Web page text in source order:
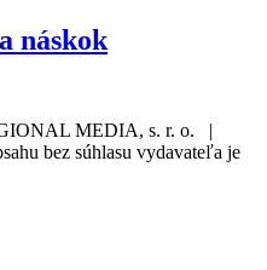
náskok
MEDIA, s. r. o. |
bez súhlasu vydavateľa je